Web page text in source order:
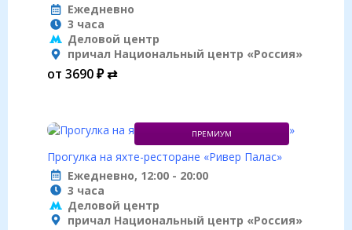
Ежедневно
3 часа
Деловой центр
причал Национальный центр «Россия»
от 3690 ₽ ⇄
ПРЕМИУМ
Прогулка на яхте-ресторане «Ривер Палас»
Ежедневно, 12:00 - 20:00
3 часа
Деловой центр
причал Национальный центр «Россия»